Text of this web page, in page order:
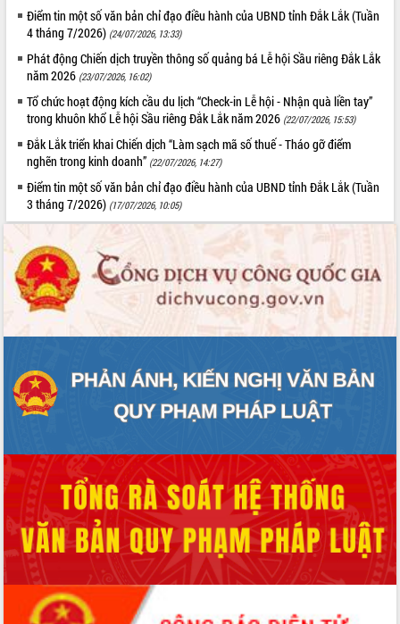
Điểm tin một số văn bản chỉ đạo điều hành của UBND tỉnh Đắk Lắk (Tuần
4 tháng 7/2026) (24/07/2026, 13:33)
Phát động Chiến dịch truyền thông số quảng bá Lễ hội Sầu riêng Đắk Lắk
năm 2026 (23/07/2026, 16:02)
Tổ chức hoạt động kích cầu du lịch “Check-in Lễ hội - Nhận quà liền tay”
trong khuôn khổ Lễ hội Sầu riêng Đắk Lắk năm 2026 (22/07/2026, 15:53)
Đắk Lắk triển khai Chiến dịch “Làm sạch mã số thuế - Tháo gỡ điểm
nghẽn trong kinh doanh” (22/07/2026, 14:27)
Điểm tin một số văn bản chỉ đạo điều hành của UBND tỉnh Đắk Lắk (Tuần
3 tháng 7/2026) (17/07/2026, 10:05)